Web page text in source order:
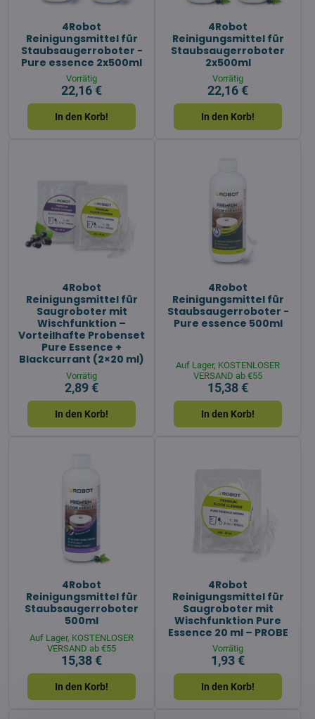
4Robot
Reinigungsmittel für
Staubsaugerroboter -
Pure essence 2x500ml
Vorrätig
22,16 €
In den Korb!
4Robot
Reinigungsmittel für
Staubsaugerroboter
2x500ml
Vorrätig
22,16 €
In den Korb!
4Robot
Reinigungsmittel für
Saugroboter mit
Wischfunktion –
Vorteilhafte Probenset
Pure Essence +
Blackcurrant (2×20 ml)
Vorrätig
2,89 €
In den Korb!
4Robot
Reinigungsmittel für
Staubsaugerroboter -
Pure essence 500ml
Auf Lager, KOSTENLOSER
VERSAND ab €55
15,38 €
In den Korb!
4Robot
Reinigungsmittel für
Staubsaugerroboter
500ml
Auf Lager, KOSTENLOSER
VERSAND ab €55
15,38 €
In den Korb!
4Robot
Reinigungsmittel für
Saugroboter mit
Wischfunktion Pure
Essence 20 ml – PROBE
Vorrätig
1,93 €
In den Korb!